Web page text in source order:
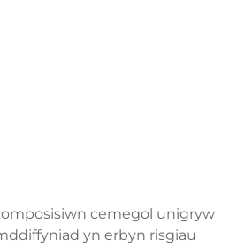
cemegol unigryw
yn erbyn risgiau